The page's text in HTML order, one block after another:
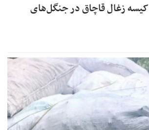
کشف و ضبط ۳۰ کیسه زغال قاچاق در جنگل‌های